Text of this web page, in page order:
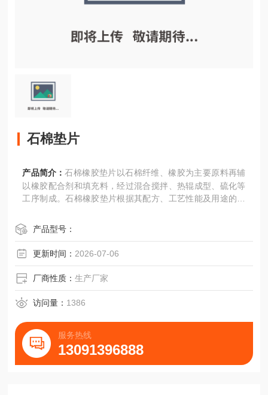
石棉垫片
产品简介：石棉橡胶垫片以石棉纤维、橡胶为主要原料再辅
以橡胶配合剂和填充料，经过混合搅拌、热辊成型、硫化等
工序制成。石棉橡胶垫片根据其配方、工艺性能及用途的不
的温度和压力不同又可以分为低压石棉橡胶垫片，中压石棉
橡胶垫片和高压石棉橡胶垫片。
产品型号：
更新时间： 2026-07-06
厂商性质：生产厂家
访问量： 1386
服务热线
13091396888